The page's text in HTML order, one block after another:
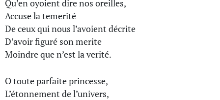
Qu’en oyoient dire nos oreilles,
Accuse la temerité
De ceux qui nous l’avoient décrite
D’avoir figuré son merite
Moindre que n’est la verité.
O toute parfaite princesse,
L’étonnement de l’univers,